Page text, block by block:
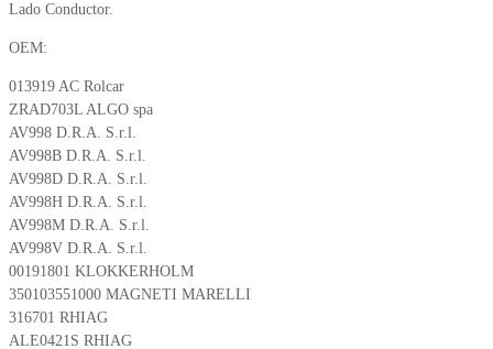
Lado Conductor.
OEM:
013919 AC Rolcar
ZRAD703L ALGO spa
AV998 D.R.A. S.r.l.
AV998B D.R.A. S.r.l.
AV998D D.R.A. S.r.l.
AV998H D.R.A. S.r.l.
AV998M D.R.A. S.r.l.
AV998V D.R.A. S.r.l.
00191801 KLOKKERHOLM
350103551000 MAGNETI MARELLI
316701 RHIAG
ALE0421S RHIAG